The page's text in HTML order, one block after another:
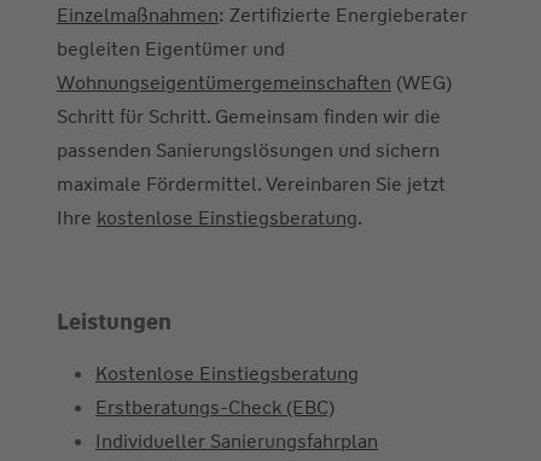
Einzelmaßnahmen: Zertifizierte Energieberater
begleiten Eigentümer und
Wohnungseigentümergemeinschaften (WEG)
Schritt für Schritt. Gemeinsam finden wir die
passenden Sanierungslösungen und sichern
maximale Fördermittel. Vereinbaren Sie jetzt
Ihre kostenlose Einstiegsberatung.
Leistungen
Kostenlose Einstiegsberatung
Erstberatungs-Check (EBC)
Individueller Sanierungsfahrplan